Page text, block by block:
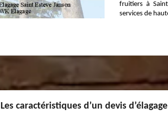
fruitiers à
services de
Les caractéristiques d’un devis